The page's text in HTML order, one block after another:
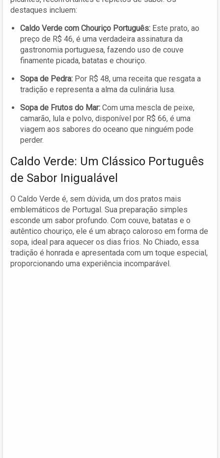
destaques incluem:
Caldo Verde com Chouriço Português: Este prato, ao
preço de R$ 46, é uma verdadeira assinatura da
gastronomia portuguesa, fazendo uso de couve
finamente picada, batatas e chouriço.
Sopa de Pedra: Por R$ 48, uma receita que resgata a
tradição e representa a alma da culinária lusa.
Sopa de Frutos do Mar: Com uma mescla de peixe,
camarão, lula e polvo, disponível por R$ 66, é uma
viagem aos sabores do oceano que ninguém pode
perder.
Caldo Verde: Um Clássico Português
de Sabor Inigualável
O Caldo Verde é, sem dúvida, um dos pratos mais
emblemáticos de Portugal. Sua preparação simples
esconde um sabor profundo. Com couve, batatas e o
autêntico chouriço, ele é um abraço caloroso em forma de
sopa, ideal para aquecer os dias frios. No Chiado, essa
tradição é honrada e apresentada com um toque especial,
proporcionando uma experiência incomparável.